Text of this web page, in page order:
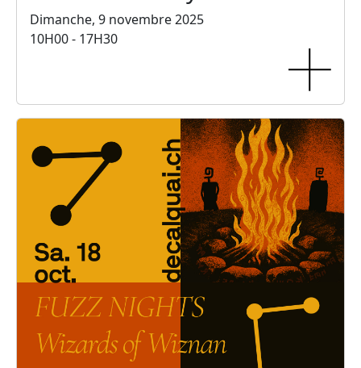
Dimanche, 9 novembre 2025
10H00 - 17H30